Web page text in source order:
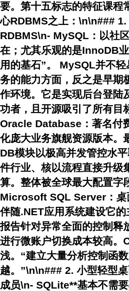
要。第十五标志的特征课程
心RDBMS之上：\n\n### 1.
RDBMS\n- MySQL ：以社
在；尤其乐观的是InnoDB
用的基石”。 MySQL并不
务的能力方面，反之是早期
作环境。它是实现后台登陆
功者，且开源吸引了所有目
Oracle Database ：著名付
化庞大业务旗舰资源版本。
DB模块以极高并发管控水
件行业、核以流程直接升级
算。整体被全球最大配置字
Microsoft SQL Server ：
伴随.NET应用系统建设它
报告针对异常全面的控制释
进行微账户切换成本较高。
浅。“建立大量分析控制函
越。”\n\n### 2. 小型轻型
成员\n- SQLite**基本不需